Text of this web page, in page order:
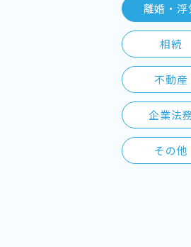
離婚・浮
相続
不動産
企業法
その他